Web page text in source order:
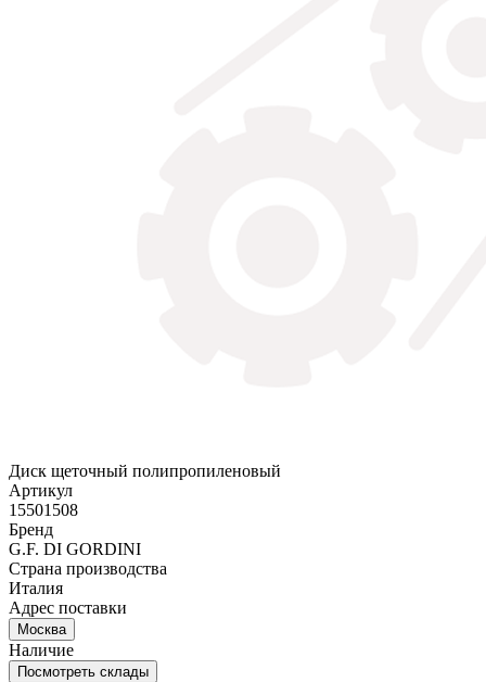
Диск щеточный полипропиленовый
Артикул
15501508
Бренд
G.F. DI GORDINI
Страна производства
Италия
Адрес поставки
Москва
Наличие
Посмотреть склады